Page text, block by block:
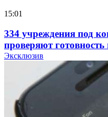
15:01
334 учреждения под
проверяют
учебному году
Покушение на
напала на
Эксклюзив